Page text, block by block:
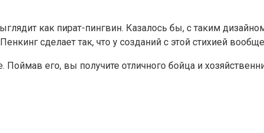
как пират-пингвин. Казалось бы, с таким
сделает так, что у созданий с этой стихией
его, вы получите отличного бойца и